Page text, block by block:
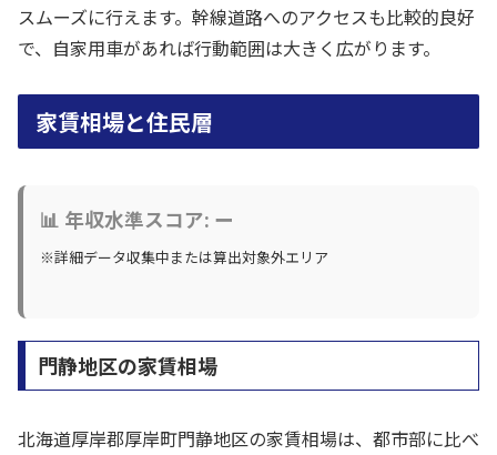
スムーズに行えます。幹線道路へのアクセスも比較的良好
で、自家用車があれば行動範囲は大きく広がります。
家賃相場と住民層
📊 年収水準スコア: ー
※詳細データ収集中または算出対象外エリア
門静地区の家賃相場
北海道厚岸郡厚岸町門静地区の家賃相場は、都市部に比べ